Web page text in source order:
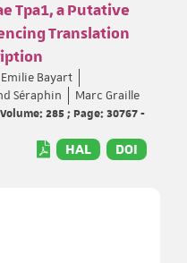
Tpa1, a Putative
Translation
Emilie Bayart
Séraphin
Marc Graille
285 ; Page: 30767 -
HAL DOI